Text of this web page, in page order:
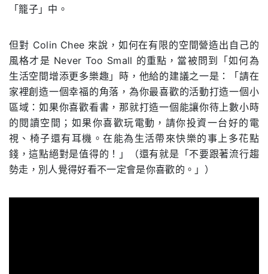
「籠子」中。
但對 Colin Chee 來說，如何在有限的空間營造出自己的
風格才是 Never Too Small 的重點，當被問到「如何為
生活空間增添更多樂趣」時，他給的建議之一是：「請在
家裡創造一個幸福的角落，為你最喜歡的活動打造一個小
區域：如果你喜歡看書，那就打造一個能讓你待上數小時
的閱讀空間；如果你喜歡玩電動，請你投資一台好的電
視、椅子還有耳機。在能為生活帶來快樂的事上多花點
錢，這點絕對是值得的！」（還有就是「不要跟著流行趨
勢走，別人覺得好看不一定會是你喜歡的。」）